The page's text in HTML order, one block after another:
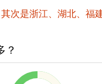
次是浙江、湖北、福
？